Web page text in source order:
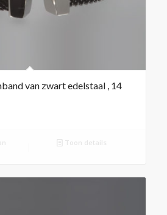
van zwart edelstaal , 14
Toon details